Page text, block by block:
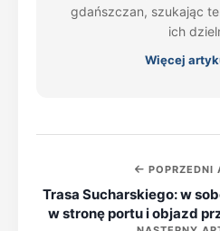
gdańszczan, szukając
ich
Więcej
POPRZEDNI
Trasa Sucharskiego: w
w stronę portu i objazd